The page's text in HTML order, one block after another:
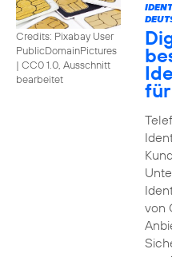
Credits: Pixabay User
PublicDomainPictures
| CC0 1.0, Ausschnitt
bearbeitet
von